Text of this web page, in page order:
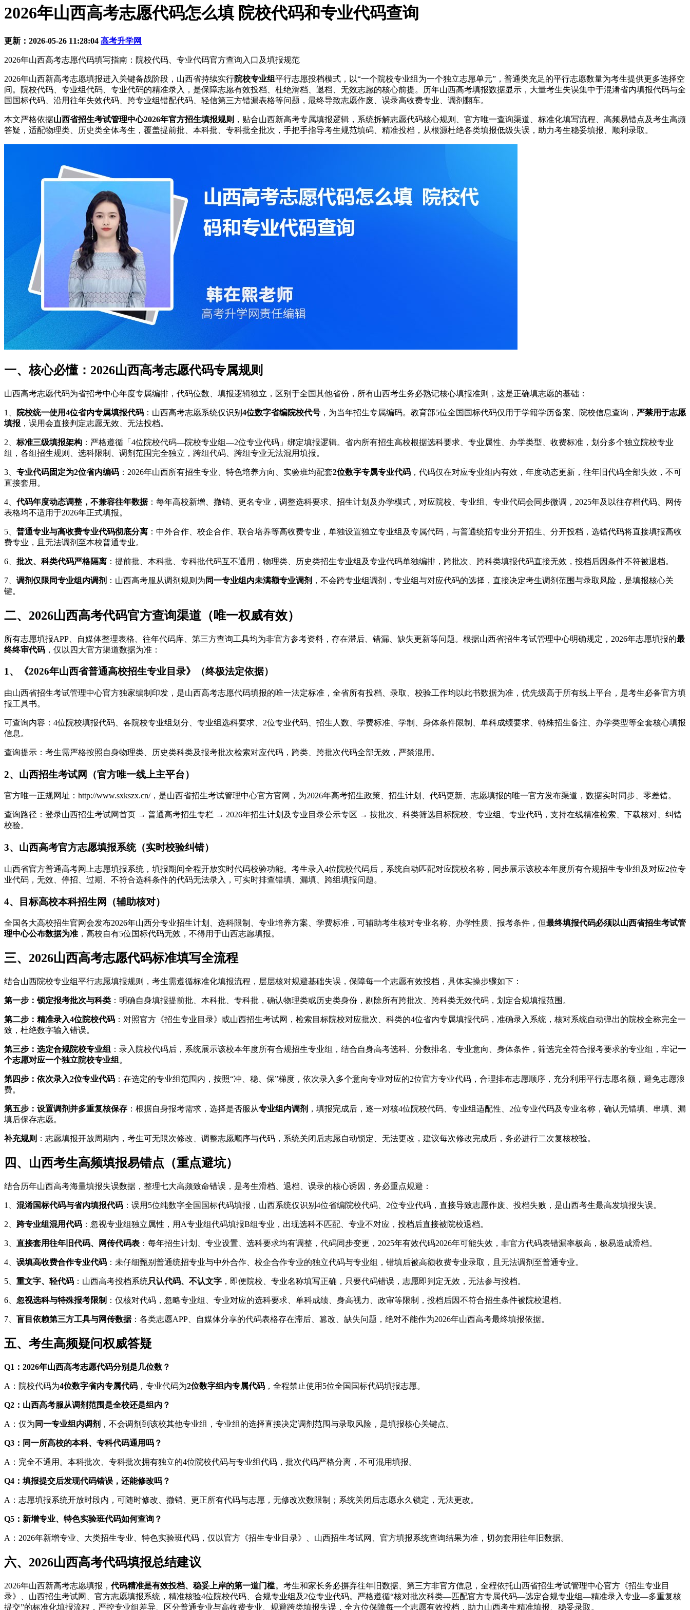
2026年山西高考志愿代码怎么填 院校代码和专业代码查询
更新：2026-05-26 11:28:04 高考升学网
2026年山西高考志愿代码填写指南：院校代码、专业代码官方查询入口及填报规范
2026年山西新高考志愿填报进入关键备战阶段，山西省持续实行院校专业组平行志愿投档模式，以“一个院校专业组为一个独立志愿单元”，普通类充足的平行志愿数量为考生提供更多选择空
间。院校代码、专业组代码、专业代码的精准录入，是保障志愿有效投档、杜绝滑档、退档、无效志愿的核心前提。历年山西高考填报数据显示，大量考生失误集中于混淆省内填报代码与全
国国标代码、沿用往年失效代码、跨专业组错配代码、轻信第三方错漏表格等问题，最终导致志愿作废、误录高收费专业、调剂翻车。
本文严格依据山西省招生考试管理中心2026年官方招生填报规则 ，贴合山西新高考专属填报逻辑，系统拆解志愿代码核心规则、官方唯一查询渠道、标准化填写流程、高频易错点及考生高频
答疑，适配物理类、历史类全体考生，覆盖提前批、本科批、专科批全批次，手把手指导考生规范填码、精准投档，从根源杜绝各类填报低级失误，助力考生稳妥填报、顺利录取。
一、核心必懂：2026山西高考志愿代码专属规则
山西高考志愿代码为省招考中心年度专属编排，代码位数、填报逻辑独立，区别于全国其他省份，所有山西考生务必熟记核心填报准则，这是正确填志愿的基础：
1、 院校统一使用4位省内专属填报代码 ：山西高考志愿系统仅识别 4位数字省编院校代号 ，为当年招生专属编码。教育部5位全国国标代码仅用于学籍学历备案、院校信息查询， 严禁用于志愿
填报 ，误用会直接判定志愿无效、无法投档。
2、 标准三级填报架构 ：严格遵循「4位院校代码—院校专业组—2位专业代码」绑定填报逻辑。省内所有招生高校根据选科要求、专业属性、办学类型、收费标准，划分多个独立院校专业
组，各组招生规则、选科限制、调剂范围完全独立，跨组代码、跨组专业无法混用填报。
3、 专业代码固定为2位省内编码 ：2026年山西所有招生专业、特色培养方向、实验班均配套2位数字专属专业代码 ，代码仅在对应专业组内有效，年度动态更新，往年旧代码全部失效，不可
直接套用。
4、代码年度动态调整，不兼容往年数据：每年高校新增、撤销、更名专业，调整选科要求、招生计划及办学模式，对应院校、专业组、专业代码会同步微调，2025年及以往存档代码、网传
表格均不适用于2026年正式填报。
5、 普通专业与高收费专业代码彻底分离 ：中外合作、校企合作、联合培养等高收费专业，单独设置独立专业组及专属代码，与普通统招专业分开招生、分开投档，选错代码将直接填报高收
费专业，且无法调剂至本校普通专业。
6、 批次、科类代码严格隔离 ：提前批、本科批、专科批代码互不通用，物理类、历史类招生专业组及专业代码单独编排，跨批次、跨科类填报代码直接无效，投档后因条件不符被退档。
7、 调剂仅限同专业组内调剂 ：山西高考服从调剂规则为 同一专业组内未满额专业调剂 ，不会跨专业组调剂，专业组与对应代码的选择，直接决定考生调剂范围与录取风险，是填报核心关
键。
二、2026山西高考代码官方查询渠道（唯一权威有效）
所有志愿填报APP、自媒体整理表格、往年代码库、第三方查询工具均为非官方参考资料，存在滞后、错漏、缺失更新等问题。根据山西省招生考试管理中心明确规定，2026年志愿填报的最
终终审代码 ，仅以四大官方渠道数据为准：
1、《2026年山西省普通高校招生专业目录》（终极法定依据）
由山西省招生考试管理中心官方独家编制印发，是山西高考志愿代码填报的唯一法定标准，全省所有投档、录取、校验工作均以此书数据为准，优先级高于所有线上平台，是考生必备官方填
报工具书。
可查询内容：4位院校填报代码、各院校专业组划分、专业组选科要求、2位专业代码、招生人数、学费标准、学制、身体条件限制、单科成绩要求、特殊招生备注、办学类型等全套核心填报
信息。
查询提示：考生需严格按照自身物理类、历史类科类及报考批次检索对应代码，跨类、跨批次代码全部无效，严禁混用。
2、山西招生考试网（官方唯一线上主平台）
官方唯一正规网址：http://www.sxkszx.cn/，是山西省招生考试管理中心官方官网，为2026年高考招生政策、招生计划、代码更新、志愿填报的唯一官方发布渠道，数据实时同步、零差错。
查询路径：登录山西招生考试网首页 → 普通高考招生专栏 → 2026年招生计划及专业目录公示专区 → 按批次、科类筛选目标院校、专业组、专业代码，支持在线精准检索、下载核对、纠错
校验。
3、山西高考官方志愿填报系统（实时校验纠错）
山西省官方普通高考网上志愿填报系统，填报期间全程开放实时代码校验功能。考生录入4位院校代码后，系统自动匹配对应院校名称，同步展示该校本年度所有合规招生专业组及对应2位专
业代码，无效、停招、过期、不符合选科条件的代码无法录入，可实时排查错填、漏填、跨组填报问题。
4、目标高校本科招生网（辅助核对）
全国各大高校招生官网会发布2026年山西分专业招生计划、选科限制、专业培养方案、学费标准，可辅助考生核对专业名称、办学性质、报考条件，但最终填报代码必须以山西省招生考试管
理中心公布数据为准 ，高校自有5位国标代码无效，不得用于山西志愿填报。
三、2026山西高考志愿代码标准填写全流程
结合山西院校专业组平行志愿填报规则，考生需遵循标准化填报流程，层层核对规避基础失误，保障每一个志愿有效投档，具体实操步骤如下：
第一步：锁定报考批次与科类 ：明确自身填报提前批、本科批、专科批，确认物理类或历史类身份，剔除所有跨批次、跨科类无效代码，划定合规填报范围。
第二步：精准录入4位院校代码 ：对照官方《招生专业目录》或山西招生考试网，检索目标院校对应批次、科类的4位省内专属填报代码，准确录入系统，核对系统自动弹出的院校全称完全一
致，杜绝数字输入错误。
第三步：选定合规院校专业组 ：录入院校代码后，系统展示该校本年度所有合规招生专业组，结合自身高考选科、分数排名、专业意向、身体条件，筛选完全符合报考要求的专业组，牢记一
个志愿对应一个独立院校专业组 。
第四步：依次录入2位专业代码 ：在选定的专业组范围内，按照“冲、稳、保”梯度，依次录入多个意向专业对应的2位官方专业代码，合理排布志愿顺序，充分利用平行志愿名额，避免志愿浪
费。
第五步：设置调剂并多重复核保存 ：根据自身报考需求，选择是否服从专业组内调剂 ，填报完成后，逐一对核4位院校代码、专业组适配性、2位专业代码及专业名称，确认无错填、串填、漏
填后保存志愿。
补充规则 ：志愿填报开放周期内，考生可无限次修改、调整志愿顺序与代码，系统关闭后志愿自动锁定、无法更改，建议每次修改完成后，务必进行二次复核校验。
四、山西考生高频填报易错点（重点避坑）
结合历年山西高考海量填报失误数据，整理七大高频致命错误，是考生滑档、退档、误录的核心诱因，务必重点规避：
1、 混淆国标代码与省内填报代码 ：误用5位纯数字全国国标代码填报，山西系统仅识别4位省编院校代码、2位专业代码，直接导致志愿作废、投档失败，是山西考生最高发填报失误。
2、 跨专业组混用代码 ：忽视专业组独立属性，用A专业组代码填报B组专业，出现选科不匹配、专业不对应，投档后直接被院校退档。
3、 直接套用往年旧代码、网传代码表 ：每年招生计划、专业设置、选科要求均有调整，代码同步变更，2025年有效代码2026年可能失效，非官方代码表错漏率极高，极易造成滑档。
4、 误填高收费合作专业代码 ：未仔细甄别普通统招专业与中外合作、校企合作专业的独立代码与专业组，错填后被高额收费专业录取，且无法调剂至普通专业。
5、 重文字、轻代码 ：山西高考投档系统只认代码、不认文字 ，即便院校、专业名称填写正确，只要代码错误，志愿即判定无效，无法参与投档。
6、 忽视选科与特殊报考限制 ：仅核对代码，忽略专业组、专业对应的选科要求、单科成绩、身高视力、政审等限制，投档后因不符合招生条件被院校退档。
7、 盲目依赖第三方工具与网传数据：各类志愿APP、自媒体分享的代码表格存在滞后、篡改、缺失问题，绝对不能作为2026年山西高考最终填报依据。
五、考生高频疑问权威答疑
Q1：2026年山西高考志愿代码分别是几位数？
A：院校代码为4位数字省内专属代码 ，专业代码为2位数字组内专属代码 ，全程禁止使用5位全国国标代码填报志愿。
Q2：山西高考服从调剂范围是全校还是组内？
A：仅为 同一专业组内调剂 ，不会调剂到该校其他专业组，专业组的选择直接决定调剂范围与录取风险，是填报核心关键点。
Q3：同一所高校的本科、专科代码通用吗？
A：完全不通用。本科批次、专科批次拥有独立的4位院校代码与专业组代码，批次代码严格分离，不可混用填报。
Q4：填报提交后发现代码错误，还能修改吗？
A：志愿填报系统开放时段内，可随时修改、撤销、更正所有代码与志愿，无修改次数限制；系统关闭后志愿永久锁定，无法更改。
Q5：新增专业、特色实验班代码如何查询？
A：2026年新增专业、大类招生专业、特色实验班代码，仅以官方《招生专业目录》、山西招生考试网、官方填报系统查询结果为准，切勿套用往年旧数据。
六、2026山西高考代码填报总结建议
2026年山西新高考志愿填报，代码精准是有效投档、稳妥上岸的第一道门槛。考生和家长务必摒弃往年旧数据、第三方非官方信息，全程依托山西省招生考试管理中心官方《招生专业目
录》、山西招生考试网、官方志愿填报系统，精准核验4位院校代码、合规专业组及2位专业代码。严格遵循“核对批次科类—匹配官方专属代码—选定合规专业组—精准录入专业—多重复核
提交”的标准化填报流程，严控专业组差异、区分普通专业与高收费专业、规避跨类填报失误，全方位保障每一个志愿有效投档，助力山西考生精准填报、稳妥录取。